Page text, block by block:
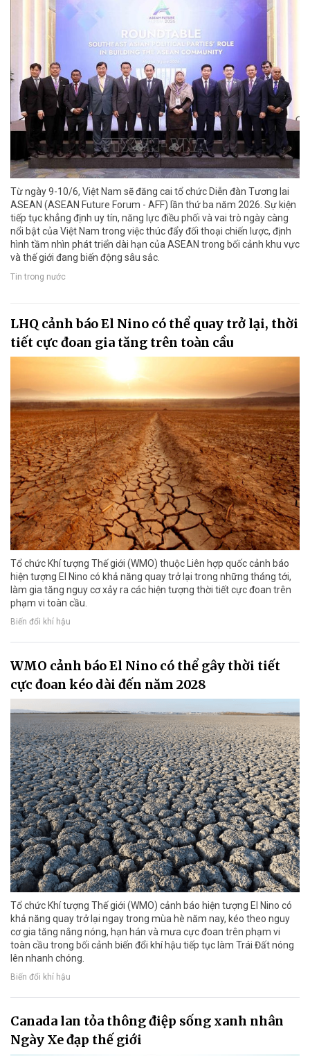
Từ ngày 9-10/6, Việt Nam sẽ đăng cai tổ chức Diễn đàn Tương lai
ASEAN (ASEAN Future Forum - AFF) lần thứ ba năm 2026. Sự kiện
tiếp tục khẳng định uy tín, năng lực điều phối và vai trò ngày càng
nổi bật của Việt Nam trong việc thúc đẩy đối thoại chiến lược, định
hình tầm nhìn phát triển dài hạn của ASEAN trong bối cảnh khu vực
và thế giới đang biến động sâu sắc.
Tin trong nước
LHQ cảnh báo El Nino có thể quay trở lại, thời
tiết cực đoan gia tăng trên toàn cầu
Tổ chức Khí tượng Thế giới (WMO) thuộc Liên hợp quốc cảnh báo
hiện tượng El Nino có khả năng quay trở lại trong những tháng tới,
làm gia tăng nguy cơ xảy ra các hiện tượng thời tiết cực đoan trên
phạm vi toàn cầu.
Biến đổi khí hậu
WMO cảnh báo El Nino có thể gây thời tiết
cực đoan kéo dài đến năm 2028
Tổ chức Khí tượng Thế giới (WMO) cảnh báo hiện tượng El Nino có
khả năng quay trở lại ngay trong mùa hè năm nay, kéo theo nguy
cơ gia tăng nắng nóng, hạn hán và mưa cực đoan trên phạm vi
toàn cầu trong bối cảnh biến đổi khí hậu tiếp tục làm Trái Đất nóng
lên nhanh chóng.
Biến đổi khí hậu
Canada lan tỏa thông điệp sống xanh nhân
Ngày Xe đạp thế giới